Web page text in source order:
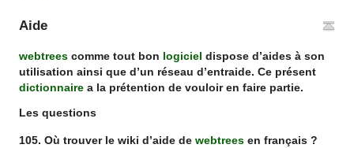
Aide
webtrees comme tout bon logiciel dispose d’aides à son
utilisation ainsi que d’un réseau d’entraide. Ce présent
dictionnaire a la prétention de vouloir en faire partie.
Les questions
105. Où trouver le wiki d’aide dewebtrees en français ?